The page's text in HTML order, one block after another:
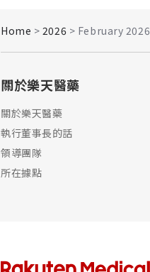
Home > 2026 > February 2026
關於樂天醫藥
關於樂天醫藥
執行董事長的話​
領導團隊
所在據點